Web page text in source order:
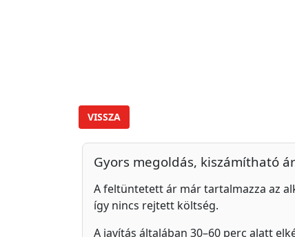
VISSZA
Gyors megoldás, kiszámítható
A feltüntetett ár már tartalmazza az
így nincs rejtett költség.
A javítás általában 30–60 perc alatt